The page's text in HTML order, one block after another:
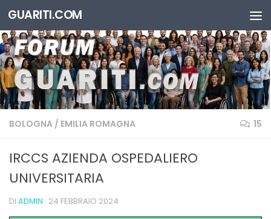
Salta al contenuto
GUARITI.COM
BOLOGNA / EMILIA ROMAGNA 15
IRCCS AZIENDA OSPEDALIERO
UNIVERSITARIA
DI ADMIN · 24 FEBBRAIO 2024